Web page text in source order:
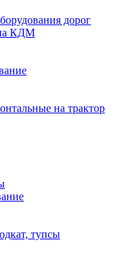
дорог
КДМ
на трактор
тупсы